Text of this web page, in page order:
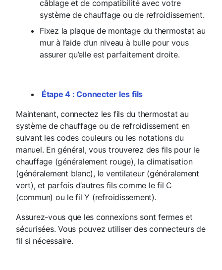
câblage et de compatibilité avec votre
système de chauffage ou de refroidissement.
Fixez la plaque de montage du thermostat au
mur à l’aide d’un niveau à bulle pour vous
assurer qu’elle est parfaitement droite.
Étape 4 : Connecter les fils
Maintenant, connectez les fils du thermostat au
système de chauffage ou de refroidissement en
suivant les codes couleurs ou les notations du
manuel. En général, vous trouverez des fils pour le
chauffage (généralement rouge), la climatisation
(généralement blanc), le ventilateur (généralement
vert), et parfois d’autres fils comme le fil C
(commun) ou le fil Y (refroidissement).
Assurez-vous que les connexions sont fermes et
sécurisées. Vous pouvez utiliser des connecteurs de
fil si nécessaire.